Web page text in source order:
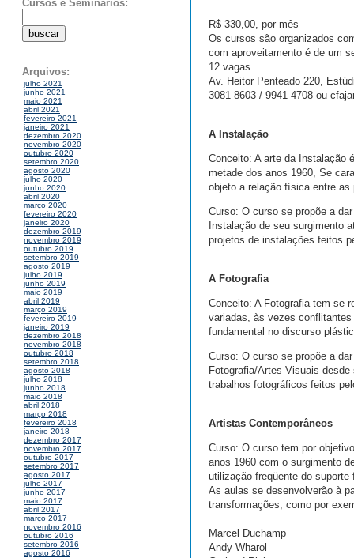
Cursos e Seminários:
Arquivos:
julho 2021
junho 2021
maio 2021
abril 2021
fevereiro 2021
janeiro 2021
dezembro 2020
novembro 2020
outubro 2020
setembro 2020
agosto 2020
julho 2020
junho 2020
abril 2020
março 2020
fevereiro 2020
janeiro 2020
dezembro 2019
novembro 2019
outubro 2019
setembro 2019
agosto 2019
julho 2019
junho 2019
maio 2019
abril 2019
março 2019
fevereiro 2019
janeiro 2019
dezembro 2018
novembro 2018
outubro 2018
setembro 2018
agosto 2018
julho 2018
junho 2018
maio 2018
abril 2018
março 2018
fevereiro 2018
janeiro 2018
dezembro 2017
novembro 2017
outubro 2017
setembro 2017
agosto 2017
julho 2017
junho 2017
maio 2017
abril 2017
março 2017
novembro 2016
outubro 2016
setembro 2016
agosto 2016
R$ 330,00, por mês
Os cursos são organizados
com aproveitamento é de um
12 vagas
Av. Heitor Penteado 220,
3081 8603 / 9941 4708 ou
A Instalação
Conceito: A arte da Instalação
metade dos anos 1960, Se
objeto a relação física entre as
Curso: O curso se propõe a
Instalação de seu surgimento
projetos de instalações feitos
A Fotografia
Conceito: A Fotografia tem se
variadas, às vezes
fundamental no discurso
Curso: O curso se propõe a
Fotografia/Artes Visuais
trabalhos fotográficos feitos
Artistas Contemporâneos
Curso: O curso tem por
anos 1960 com o surgimento
utilização freqüente do
As aulas se desenvolverão à
transformações, como por
Marcel Duchamp
Andy Wharol